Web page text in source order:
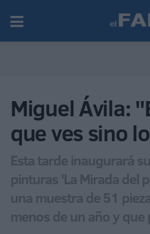
Miguel Ávila:
que ves sino
Esta tarde inaugurará
pinturas 'La Mirada del
una muestra de 51
menos de un año y